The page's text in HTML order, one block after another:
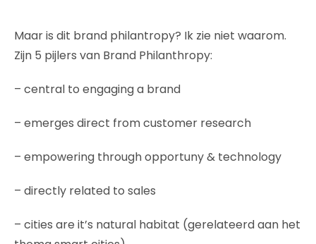
Maar is dit brand philantropy? Ik zie niet waarom.
Zijn 5 pijlers van Brand Philanthropy:
– central to engaging a brand
– emerges direct from customer research
– empowering through opportuny & technology
– directly related to sales
– cities are it’s natural habitat (gerelateerd aan het